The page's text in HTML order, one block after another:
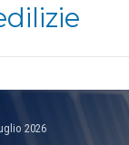
2026